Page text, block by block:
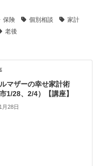
保険 個別相談
家計
老後
マザーの幸せ家計術
市1/28、2/4）【講座】
月28日